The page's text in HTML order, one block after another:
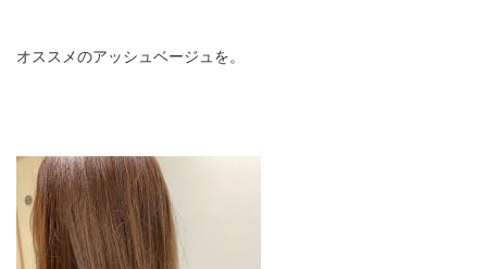
オススメのアッシュベージュを。